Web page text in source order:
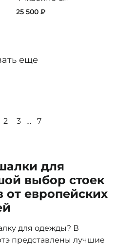
25 500 ₽
еще
2 3 … 7
для
выбор стоек
европейских
для одежды? В
представлены лучшие